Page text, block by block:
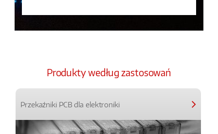
Produkty według zastosowań
Przekaźniki PCB dla elektroniki